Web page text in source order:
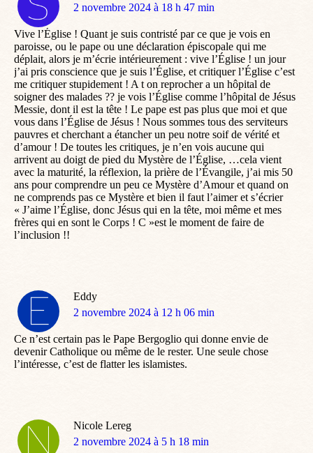
dit
2 novembre 2024 à 18 h 47 min
Vive l’Église ! Quant je suis contristé par ce que je vois en
paroisse, ou le pape ou une déclaration épiscopale qui me
déplait, alors je m’écrie intérieurement : vive l’Église ! un jour
j’ai pris conscience que je suis l’Église, et critiquer l’Église c’est
me critiquer stupidement ! A t on reprocher a un hôpital de
soigner des malades ?? je vois l’Église comme l’hôpital de Jésus
Messie, dont il est la tête ! Le pape est pas plus que moi et que
vous dans l’Église de Jésus ! Nous sommes tous des serviteurs
pauvres et cherchant a étancher un peu notre soif de vérité et
d’amour ! De toutes les critiques, je n’en vois aucune qui
arrivent au doigt de pied du Mystère de l’Église, …cela vient
avec la maturité, la réflexion, la prière de l’Évangile, j’ai mis 50
ans pour comprendre un peu ce Mystère d’Amour et quand on
ne comprends pas ce Mystère et bien il faut l’aimer et s’écrier
« J’aime l’Église, donc Jésus qui en la tête, moi même et mes
frères qui en sont le Corps ! C »est le moment de faire de
l’inclusion !!
Eddy
dit
2 novembre 2024 à 12 h 06 min
Ce n’est certain pas le Pape Bergoglio qui donne envie de
devenir Catholique ou même de le rester. Une seule chose
l’intéresse, c’est de flatter les islamistes.
Nicole Lereg
dit
2 novembre 2024 à 5 h 18 min